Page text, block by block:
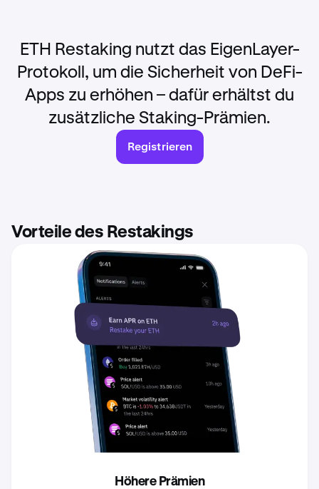
ETH Restaking nutzt das EigenLayer-
Protokoll, um die Sicherheit von DeFi-
Apps zu erhöhen – dafür erhältst du
zusätzliche Staking-Prämien.
Registrieren
Vorteile des Restakings
Höhere Prämien